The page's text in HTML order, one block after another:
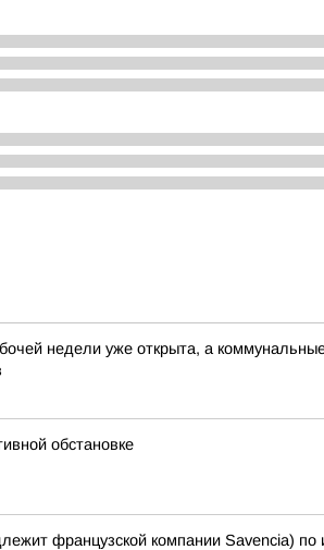
недели уже открыта, а
обстановке
французской компании Savencia)